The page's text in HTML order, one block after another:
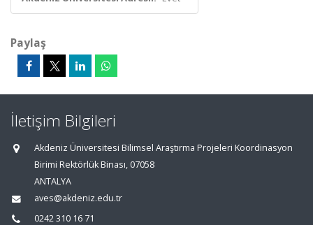
Paylaş
İletişim Bilgileri
Akdeniz Üniversitesi Bilimsel Araştırma Projeleri Koordinasyon
Birimi Rektörlük Binası, 07058
ANTALYA
aves@akdeniz.edu.tr
0242 310 16 71